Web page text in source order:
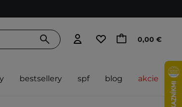
0,00 €
bestsellery spf blog akcie